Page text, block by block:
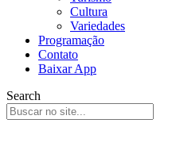
Cultura
Variedades
Programação
Contato
Baixar App
Search